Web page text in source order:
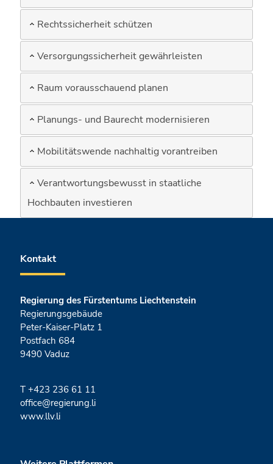
Rechtssicherheit schützen
Versorgungssicherheit gewährleisten
Raum vorausschauend planen
Planungs- und Baurecht modernisieren
Mobilitätswende nachhaltig vorantreiben
Verantwortungsbewusst in staatliche
Hochbauten investieren
Kontakt
Regierung des Fürstentums Liechtenstein
Regierungsgebäude
Peter-Kaiser-Platz 1
Postfach 684
9490 Vaduz
T +423 236 61 11
office@regierung.li
www.llv.li